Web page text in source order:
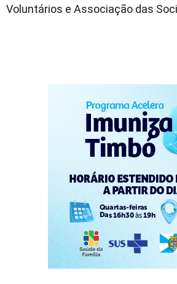
Voluntários e Associação das